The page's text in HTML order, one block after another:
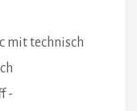
mit technisch
-